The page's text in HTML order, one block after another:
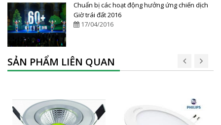
Chuẩn bị các hoạt động hưởng ứng chiến dịch
Giờ trái đất 2016
17/04/2016
SẢN PHẨM LIÊN QUAN